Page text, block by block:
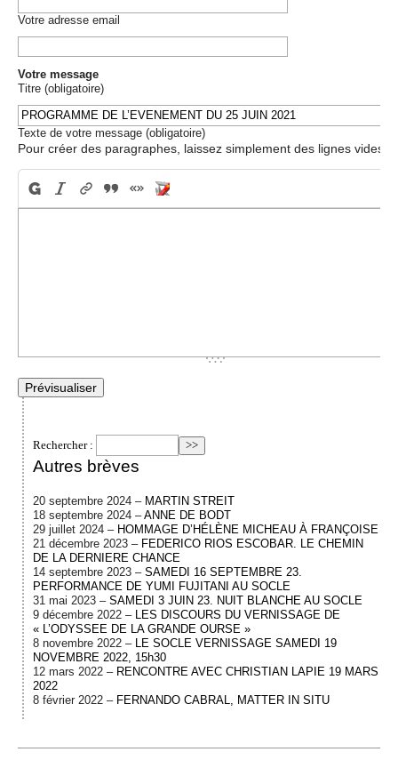
Votre adresse email
Votre message
Titre (obligatoire)
Texte de votre message (obligatoire)
Pour créer des paragraphes, laissez simplement des lignes vides.
Rechercher :
Autres brèves
20 septembre 2024 – MARTIN STREIT
18 septembre 2024 –ANNE DE BODT
29 juillet 2024 – HOMMAGE D’HÉLÈNE MICHEAU À FRANÇOISE
21 décembre 2023 – FEDERICO RIOS ESCOBAR. LE CHEMIN
DE LA DERNIERE CHANCE
14 septembre 2023 – SAMEDI 16 SEPTEMBRE 23.
PERFORMANCE DE YUMI FUJITANI AU SOCLE
31 mai 2023 – SAMEDI 3 JUIN 23. NUIT BLANCHE AU SOCLE
9 décembre 2022 – LES DISCOURS DU VERNISSAGE DE
« L’ODYSSEE DE LA GRANDE OURSE »
8 novembre 2022 – LE SOCLE VERNISSAGE SAMEDI 19
NOVEMBRE 2022, 15h30
12 mars 2022 – RENCONTRE AVEC CHRISTIAN LAPIE 19 MARS
2022
8 février 2022 – FERNANDO CABRAL, MATTER IN SITU